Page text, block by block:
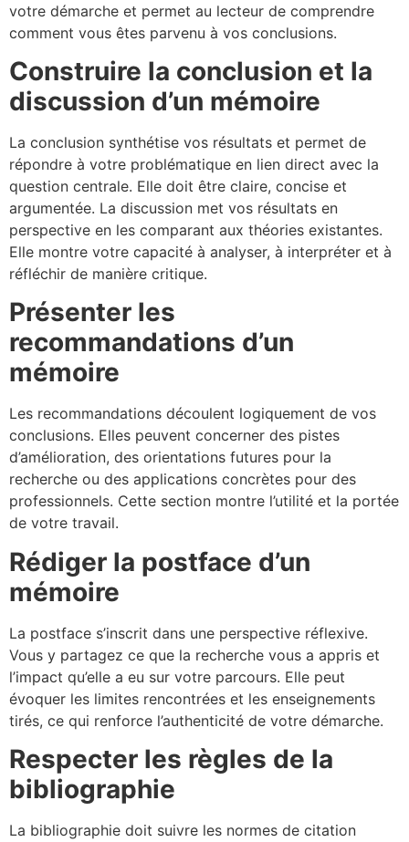
votre démarche et permet au lecteur de comprendre
comment vous êtes parvenu à vos conclusions.
Construire la conclusion et la
discussion d’un mémoire
La conclusion synthétise vos résultats et permet de
répondre à votre problématique en lien direct avec la
question centrale. Elle doit être claire, concise et
argumentée. La discussion met vos résultats en
perspective en les comparant aux théories existantes.
Elle montre votre capacité à analyser, à interpréter et à
réfléchir de manière critique.
Présenter les
recommandations d’un
mémoire
Les recommandations découlent logiquement de vos
conclusions. Elles peuvent concerner des pistes
d’amélioration, des orientations futures pour la
recherche ou des applications concrètes pour des
professionnels. Cette section montre l’utilité et la portée
de votre travail.
Rédiger la postface d’un
mémoire
La postface s’inscrit dans une perspective réflexive.
Vous y partagez ce que la recherche vous a appris et
l’impact qu’elle a eu sur votre parcours. Elle peut
évoquer les limites rencontrées et les enseignements
tirés, ce qui renforce l’authenticité de votre démarche.
Respecter les règles de la
bibliographie
La bibliographie doit suivre les normes de citation